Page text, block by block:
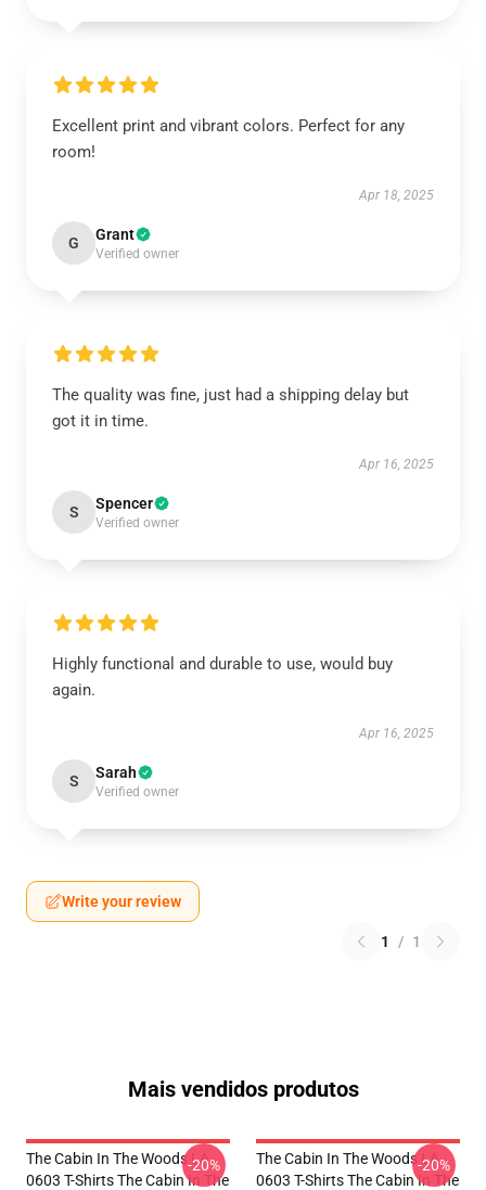
Excellent print and vibrant colors. Perfect for any
room!
Apr 18, 2025
G Grant
Verified owner
The quality was fine, just had a shipping delay but
got it in time.
Apr 16, 2025
S Spencer
Verified owner
Highly functional and durable to use, would buy
again.
Apr 16, 2025
S Sarah
Verified owner
Write your review
1 / 1
Mais vendidos produtos
The Cabin In The Woods LA
0603 T-Shirts The Cabin In The
-20%
The Cabin In The Woods LA
0603 T-Shirts The Cabin In The
-20%